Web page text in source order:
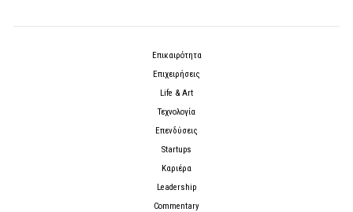
Επικαιρότητα
Επιχειρήσεις
Life & Art
Τεχνολογία
Επενδύσεις
Startups
Καριέρα
Leadership
Commentary